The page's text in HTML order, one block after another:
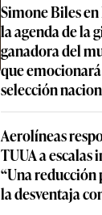
Simone Biles
la agenda de la
ganadora del
que
selección
Aerolíneas
TUUA a
“Una
la desventaja